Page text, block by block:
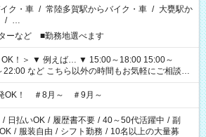
ク・車 / 常陸多賀駅からバイク・車 / 大甕駅か
/ …
ーなど ■勤務地選べます
～18:00 15:00～
の時間もお気軽にご相談く
OK！ ＃8月～ ＃9月～
/ 日払いOK / 履歴書不要 / 40～50代活躍中 / 副
/ 服装自由 / シフト勤務 / 10名以上の大量募